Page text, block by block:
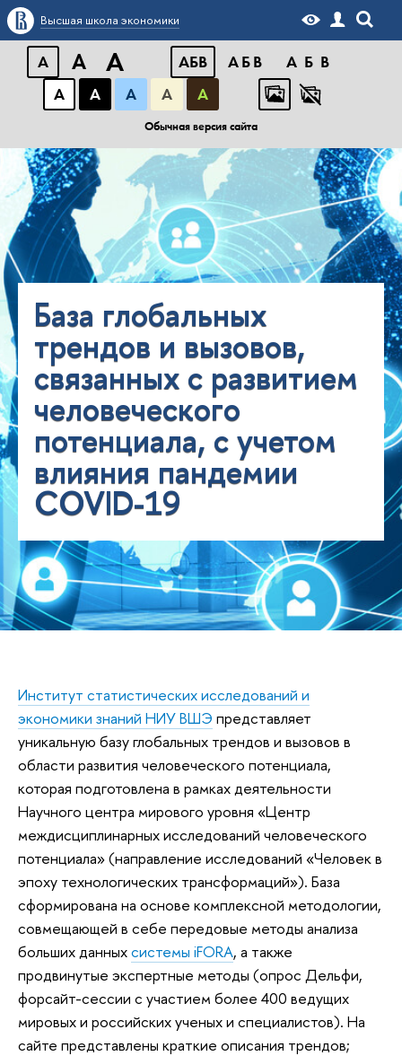
A A A АБB АБB
АБB
А
А А А А
Обычная версия сайта
Высшая школа экономики
База глобальных
трендов и вызовов,
связанных с развитием
человеческого
потенциала, с учетом
влияния пандемии
COVID-19
Институт статистических исследований и
экономики знаний НИУ ВШЭ представляет
уникальную базу глобальных трендов и вызовов в
области развития человеческого потенциала,
которая подготовлена в рамках деятельности
Научного центра мирового уровня «Центр
междисциплинарных исследований человеческого
потенциала» (направление исследований «Человек в
эпоху технологических трансформаций»). База
сформирована на основе комплексной методологии,
совмещающей в себе передовые методы анализа
больших данныхсистемы iFORA, а также
продвинутые экспертные методы (опрос Дельфи,
форсайт-сессии с участием более 400 ведущих
мировых и российских ученых и специалистов). На
сайте представлены краткие описания трендов;